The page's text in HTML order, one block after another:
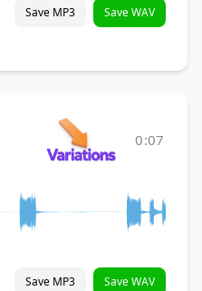
Save MP3 Save WAV
0:07
Save MP3 Save WAV